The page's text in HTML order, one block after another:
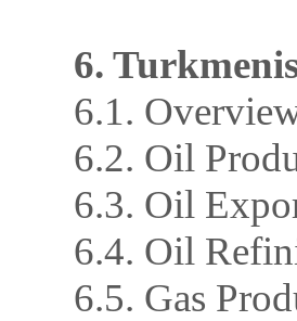
6.
6.1.
6.2. Oil
6.3. Oil
6.4. Oil
6.5. Gas